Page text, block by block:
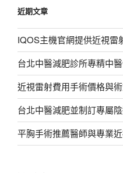
字:
近期文章
IQOS主機官網提供近視雷
台北中醫減肥診所專精中
近視雷射費用手術價格與
台北中醫減肥並制訂專屬
平胸手術推薦醫師與專業